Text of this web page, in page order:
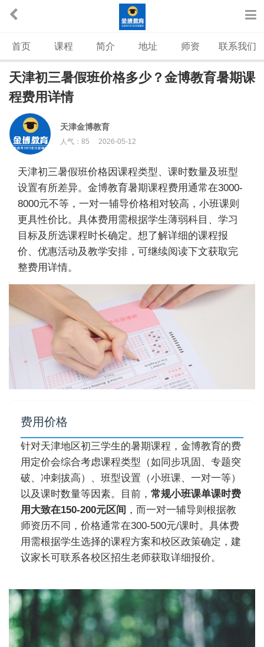
首页 课程 简介 地址 师资 联系我们
天津初三暑假班价格多少？金博教育暑期课
程费用详情
天津金博教育
人气： 85 2026-05-12
天津初三暑假班价格因课程类型、课时数量及班型
设置有所差异。金博教育暑期课程费用通常在3000-
8000元不等，一对一辅导价格相对较高，小班课则
更具性价比。具体费用需根据学生薄弱科目、学习
目标及所选课程时长确定。想了解详细的课程报
价、优惠活动及教学安排，可继续阅读下文获取完
整费用详情。
费用价格
针对天津地区初三学生的暑期课程，金博教育的费
用定价会综合考虑课程类型（如同步巩固、专题突
破、冲刺拔高）、班型设置（小班课、一对一等）
以及课时数量等因素。目前， 常规小班课单课时费
用大致在150-200元区间 ，而一对一辅导则根据教
师资历不同，价格通常在300-500元/课时。具体费
用需根据学生选择的课程方案和校区政策确定，建
议家长可联系各校区招生老师获取详细报价。